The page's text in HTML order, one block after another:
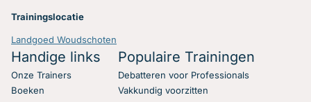
Trainingslocatie
Landgoed Woudschoten
Handige links
Onze Trainers
Boeken
Populaire Trainingen
Debatteren voor Professionals
Vakkundig voorzitten